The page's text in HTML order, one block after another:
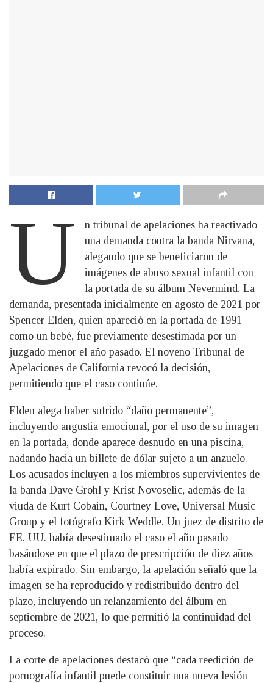
U
n tribunal de apelaciones ha reactivado
una demanda contra la banda Nirvana,
alegando que se beneficiaron de
imágenes de abuso sexual infantil con
la portada de su álbum Nevermind. La
demanda, presentada inicialmente en agosto de 2021 por
Spencer Elden, quien apareció en la portada de 1991
como un bebé, fue previamente desestimada por un
juzgado menor el año pasado. El noveno Tribunal de
Apelaciones de California revocó la decisión,
permitiendo que el caso continúe.
Elden alega haber sufrido “daño permanente”,
incluyendo angustia emocional, por el uso de su imagen
en la portada, donde aparece desnudo en una piscina,
nadando hacia un billete de dólar sujeto a un anzuelo.
Los acusados incluyen a los miembros supervivientes de
la banda Dave Grohl y Krist Novoselic, además de la
viuda de Kurt Cobain, Courtney Love, Universal Music
Group y el fotógrafo Kirk Weddle. Un juez de distrito de
EE. UU. había desestimado el caso el año pasado
basándose en que el plazo de prescripción de diez años
había expirado. Sin embargo, la apelación señaló que la
imagen se ha reproducido y redistribuido dentro del
plazo, incluyendo un relanzamiento del álbum en
septiembre de 2021, lo que permitió la continuidad del
proceso.
La corte de apelaciones destacó que “cada reedición de
pornografía infantil puede constituir una nueva lesión